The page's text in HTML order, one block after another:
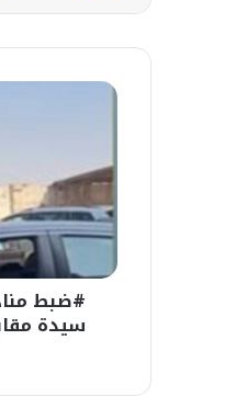
#ضبط
يطلب
أموالا
من
سيدة
الانتظار
بالنزهة
الجديدة
#ضبط
سيدة